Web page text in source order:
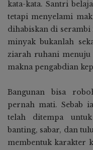
kata-kata. Santri
tetapi menyelami
dihabiskan di
minyak bukanlah
ziarah ruhani menuju
makna pengabdian
Bangunan bisa
pernah mati. Sebab
telah ditempa
banting, sabar, dan
membentuk karakter